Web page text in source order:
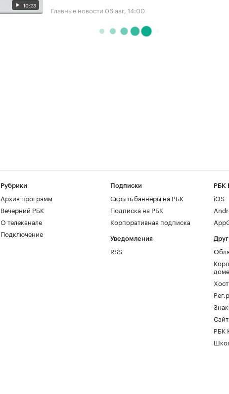
10:23 Главные новости 06 авг, 14:00
Рубрики
Архив программ
Вечерний РБК
О телеканале
Подключение
Подписки
Скрыть баннеры на РБК
Подписка на РБК
Корпоративная подписка
Уведомления
RSS
РБК
iOS
РБК